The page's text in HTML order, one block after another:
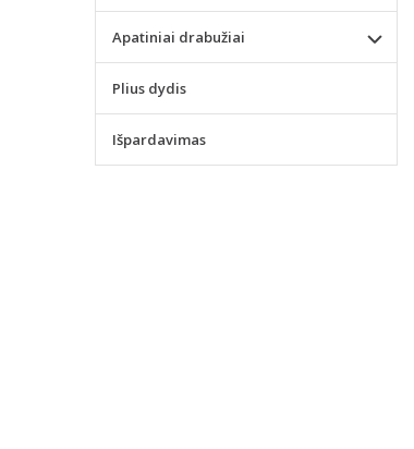
Apatiniai drabužiai
Plius dydis
Išpardavimas